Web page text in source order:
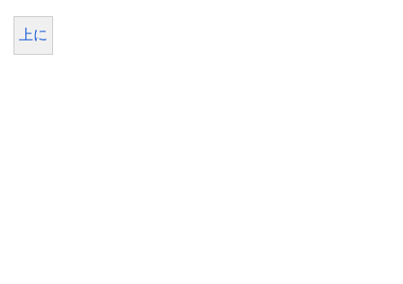
上に